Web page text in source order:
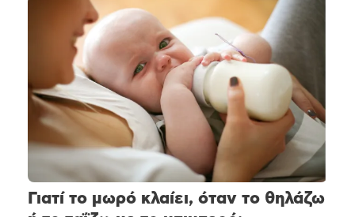
Γιατί το μωρό κλαίει, όταν το θηλάζω